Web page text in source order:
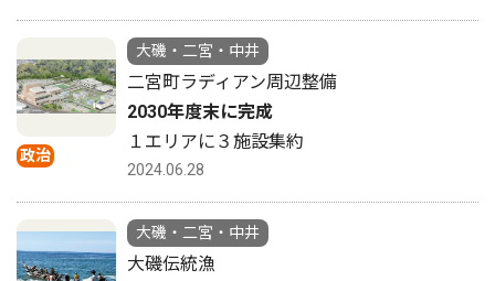
政治
大磯・二宮・中井
二宮町ラディアン周辺整備
2030年度末に完成
１エリアに３施設集約
2024.06.28
大磯・二宮・中井
大磯伝統漁